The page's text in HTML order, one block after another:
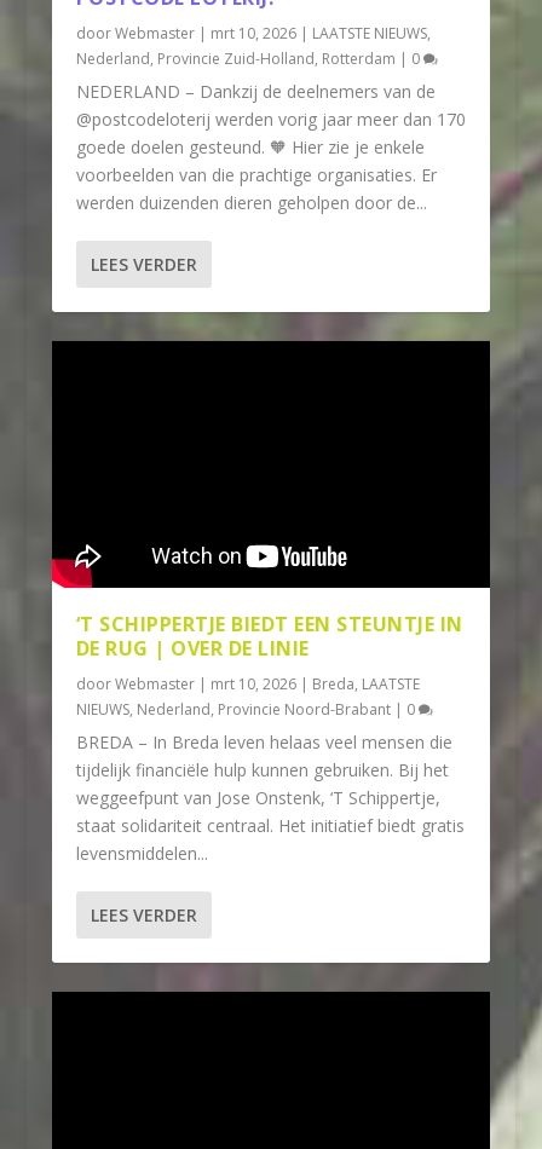
doorWebmaster| mrt 10, 2026| LAATSTE NIEUWS,
Nederland, Provincie Zuid-Holland, Rotterdam | 0
NEDERLAND – Dankzij de deelnemers van de
‪@postcodeloterij‬ werden vorig jaar meer dan 170
goede doelen gesteund. 🧡 Hier zie je enkele
voorbeelden van die prachtige organisaties. Er
werden duizenden dieren geholpen door de...
LEES VERDER
‘T SCHIPPERTJE BIEDT EEN STEUNTJE IN
DE RUG | OVER DE LINIE
doorWebmaster| mrt 10, 2026| Breda, LAATSTE
NIEUWS, Nederland, Provincie Noord-Brabant| 0
BREDA – In Breda leven helaas veel mensen die
tijdelijk financiële hulp kunnen gebruiken. Bij het
weggeefpunt van Jose Onstenk, ‘T Schippertje,
staat solidariteit centraal. Het initiatief biedt gratis
levensmiddelen...
LEES VERDER